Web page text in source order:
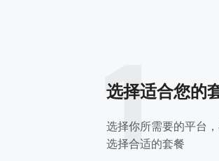
选择适合您的
选择你所需要的平台
选择合适的套餐
1